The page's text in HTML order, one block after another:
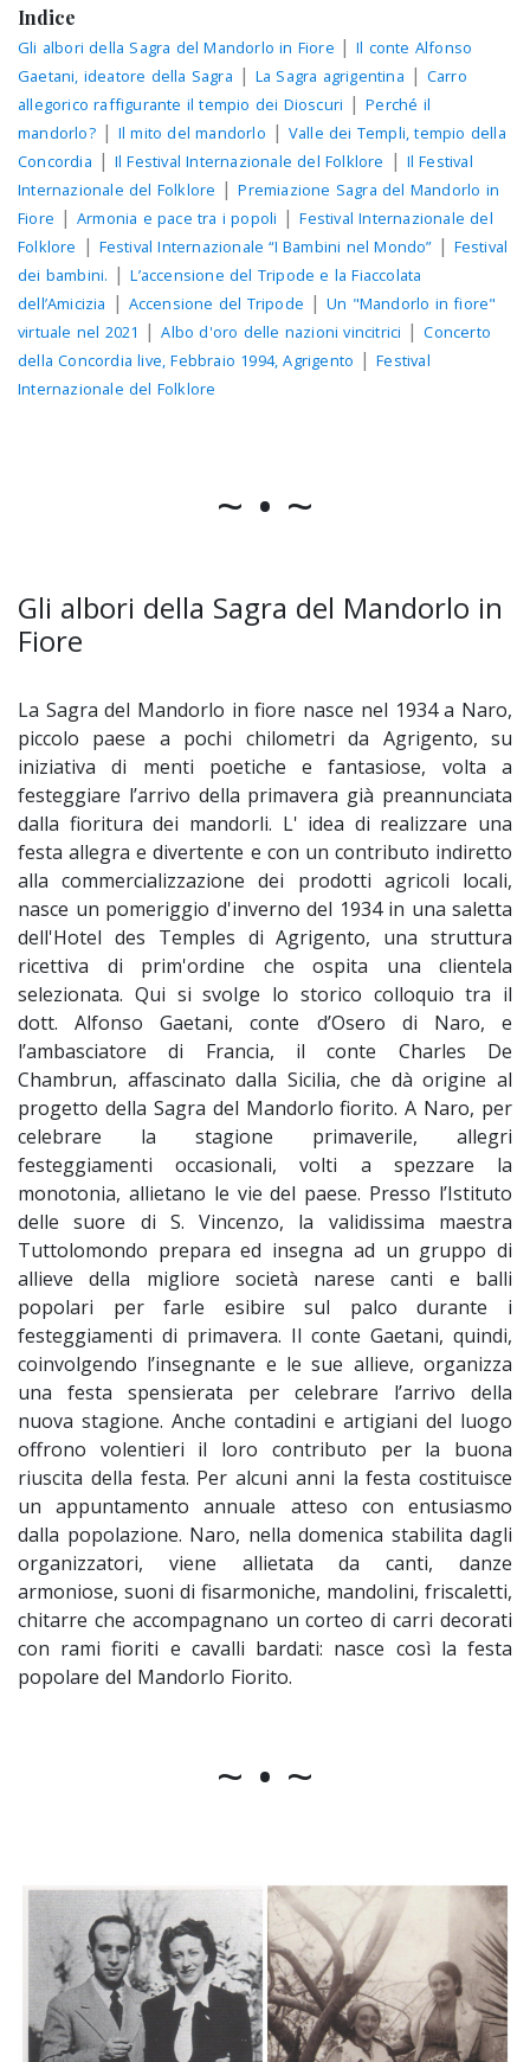
Indice
Gli albori della Sagra del Mandorlo in Fiore | Il conte Alfonso
Gaetani, ideatore della Sagra | La Sagra agrigentina | Carro
allegorico raffigurante il tempio dei Dioscuri | Perché il
mandorlo? | Il mito del mandorlo | Valle dei Templi, tempio della
Concordia | Il Festival Internazionale del Folklore | Il Festival
Internazionale del Folklore | Premiazione Sagra del Mandorlo in
Fiore | Armonia e pace tra i popoli | Festival Internazionale del
Folklore | Festival Internazionale “I Bambini nel Mondo” | Festival
dei bambini. | L’accensione del Tripode e la Fiaccolata
dell’Amicizia | Accensione del Tripode | Un "Mandorlo in fiore"
virtuale nel 2021 | Albo d'oro delle nazioni vincitrici | Concerto
della Concordia live, Febbraio 1994, Agrigento | Festival
Internazionale del Folklore
~ • ~
Gli albori della Sagra del Mandorlo in
Fiore
La Sagra del Mandorlo in fiore nasce nel 1934 a Naro,
piccolo paese a pochi chilometri da Agrigento, su
iniziativa di menti poetiche e fantasiose, volta a
festeggiare l’arrivo della primavera già preannunciata
dalla fioritura dei mandorli. L' idea di realizzare una
festa allegra e divertente e con un contributo indiretto
alla commercializzazione dei prodotti agricoli locali,
nasce un pomeriggio d'inverno del 1934 in una saletta
dell'Hotel des Temples di Agrigento, una struttura
ricettiva di prim'ordine che ospita una clientela
selezionata. Qui si svolge lo storico colloquio tra il
dott. Alfonso Gaetani, conte d’Osero di Naro, e
l’ambasciatore di Francia, il conte Charles De
Chambrun, affascinato dalla Sicilia, che dà origine al
progetto della Sagra del Mandorlo fiorito. A Naro, per
celebrare la stagione primaverile, allegri
festeggiamenti occasionali, volti a spezzare la
monotonia, allietano le vie del paese. Presso l’Istituto
delle suore di S. Vincenzo, la validissima maestra
Tuttolomondo prepara ed insegna ad un gruppo di
allieve della migliore società narese canti e balli
popolari per farle esibire sul palco durante i
festeggiamenti di primavera. Il conte Gaetani, quindi,
coinvolgendo l’insegnante e le sue allieve, organizza
una festa spensierata per celebrare l’arrivo della
nuova stagione. Anche contadini e artigiani del luogo
offrono volentieri il loro contributo per la buona
riuscita della festa. Per alcuni anni la festa costituisce
un appuntamento annuale atteso con entusiasmo
dalla popolazione. Naro, nella domenica stabilita dagli
organizzatori, viene allietata da canti, danze
armoniose, suoni di fisarmoniche, mandolini, friscaletti,
chitarre che accompagnano un corteo di carri decorati
con rami fioriti e cavalli bardati: nasce così la festa
popolare del Mandorlo Fiorito.
~ • ~